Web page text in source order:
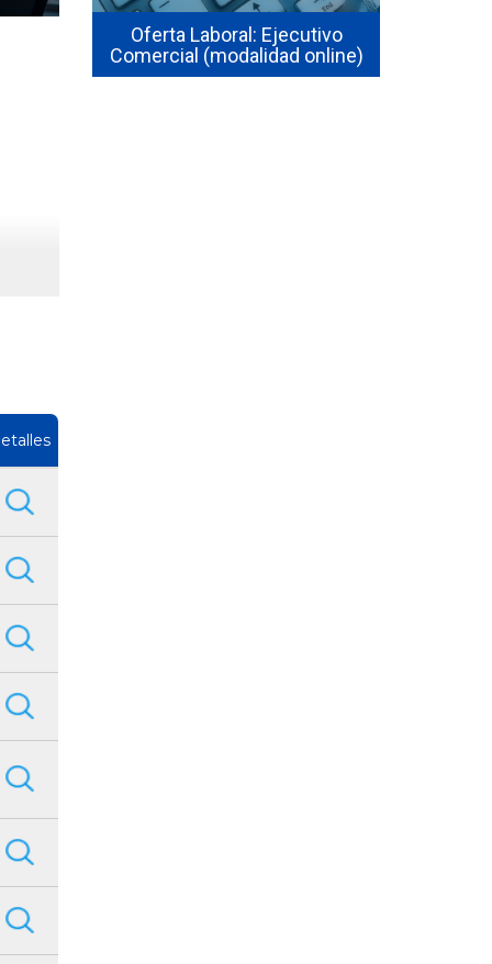
qué
Oferta Laboral: Ejecutivo
Comercial (modalidad online)